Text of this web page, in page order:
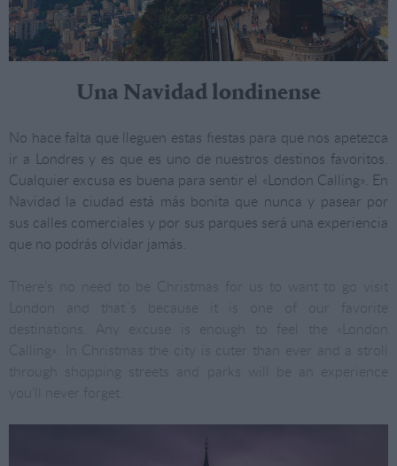
Una Navidad londinense
No hace falta que lleguen estas fiestas para que nos apetezca
ir a Londres y es que es uno de nuestros destinos favoritos.
Cualquier excusa es buena para sentir el «London Calling». En
Navidad la ciudad está más bonita que nunca y pasear por
sus calles comerciales y por sus parques será una experiencia
que no podrás olvidar jamás.
There’s no need to be Christmas for us to want to go visit
London and that´s because it is one of our favorite
destinations. Any excuse is enough to feel the «London
Calling». In Christmas the city is cuter than ever and a stroll
through shopping streets and parks will be an experience
you’ll never forget.